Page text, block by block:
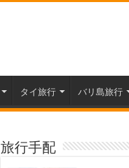
タイ旅行 バリ島旅行
旅行手配